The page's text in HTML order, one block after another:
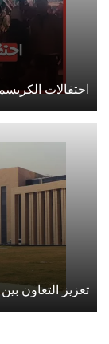
احتفالات
تعزيز التعاون